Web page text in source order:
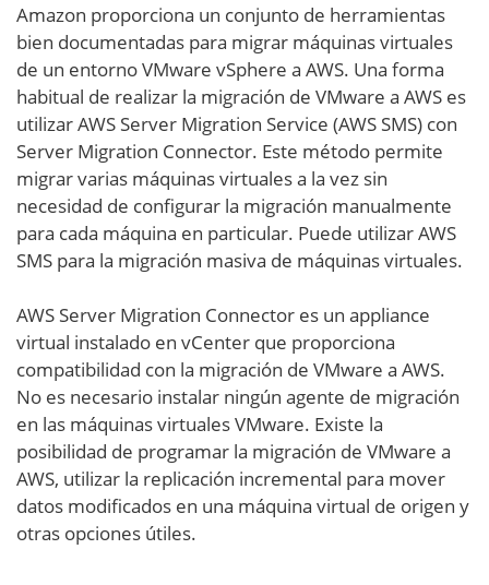
Amazon proporciona un conjunto de herramientas
bien documentadas para migrar máquinas virtuales
de un entorno VMware vSphere a AWS. Una forma
habitual de realizar la migración de VMware a AWS es
utilizar AWS Server Migration Service (AWS SMS) con
Server Migration Connector. Este método permite
migrar varias máquinas virtuales a la vez sin
necesidad de configurar la migración manualmente
para cada máquina en particular. Puede utilizar AWS
SMS para la migración masiva de máquinas virtuales.
AWS Server Migration Connector es un appliance
virtual instalado en vCenter que proporciona
compatibilidad con la migración de VMware a AWS.
No es necesario instalar ningún agente de migración
en las máquinas virtuales VMware. Existe la
posibilidad de programar la migración de VMware a
AWS, utilizar la replicación incremental para mover
datos modificados en una máquina virtual de origen y
otras opciones útiles.